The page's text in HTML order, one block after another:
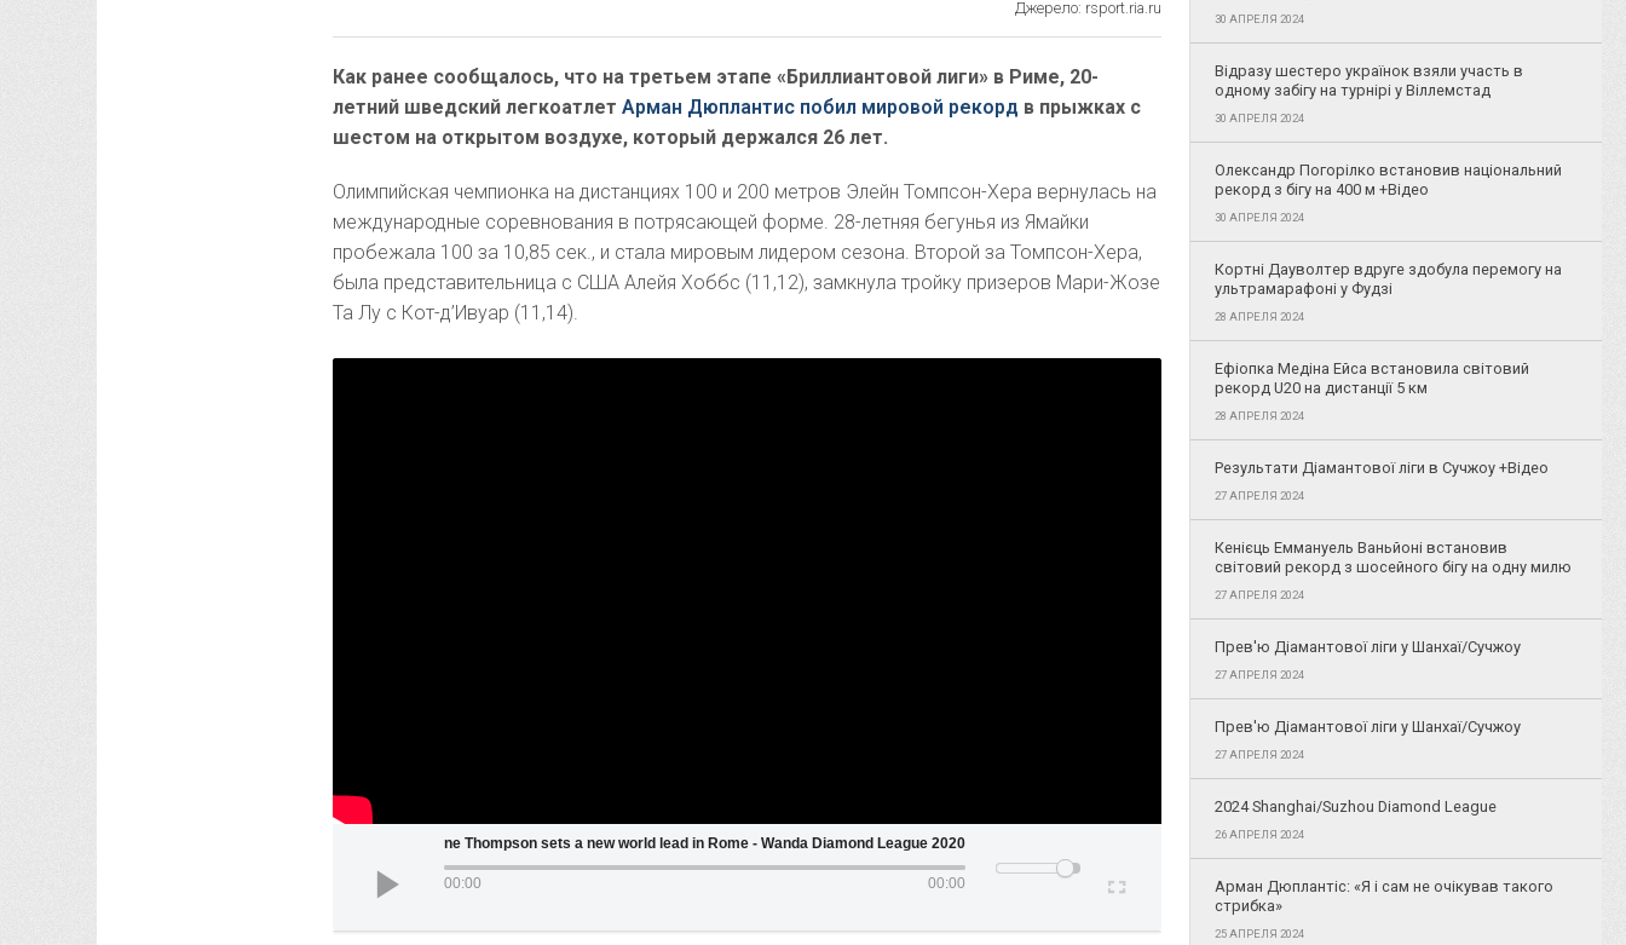
Джерело: rsport.ria.ru
Как ранее сообщалось, что на третьем этапе «Бриллиантовой лиги» в Риме, 20-
летний шведский легкоатлет Арман Дюплантис побил мировой рекорд в прыжках с
шестом на открытом воздухе, который держался 26 лет.
Олимпийская чемпионка на дистанциях 100 и 200 метров Элейн Томпсон-Хера вернулась на
международные соревнования в потрясающей форме. 28-летняя бегунья из Ямайки
пробежала 100 за 10,85 сек., и стала мировым лидером сезона. Второй за Томпсон-Хера,
была представительница с США Алейя Хоббс (11,12), замкнула тройку призеров Мари-Жозе
Та Лу с Кот-д’Ивуар (11,14).
Elaine Thompson sets a new world lead in Rome - Wanda Diamond League 2020
00:00 00:00
30 АПРЕЛЯ 2024
Відразу шестеро українок взяли участь в
одному забігу на турнірі у Віллемстад
30 АПРЕЛЯ 2024
Олександр Погорілко встановив національний
рекорд з бігу на 400 м +Відео
30 АПРЕЛЯ 2024
Кортні Дауволтер вдруге здобула перемогу на
ультрамарафоні у Фудзі
28 АПРЕЛЯ 2024
Ефіопка Медіна Ейса встановила світовий
рекорд U20 на дистанції 5 км
28 АПРЕЛЯ 2024
Результати Діамантової ліги в Сучжоу +Відео
27 АПРЕЛЯ 2024
Кенієць Еммануель Ваньйоні встановив
світовий рекорд з шосейного бігу на одну милю
27 АПРЕЛЯ 2024
Прев'ю Діамантової ліги у Шанхаї/Сучжоу
27 АПРЕЛЯ 2024
Прев'ю Діамантової ліги у Шанхаї/Сучжоу
27 АПРЕЛЯ 2024
2024 Shanghai/Suzhou Diamond League
26 АПРЕЛЯ 2024
Арман Дюплантіс: «Я і сам не очікував такого
стрибка»
25 АПРЕЛЯ 2024